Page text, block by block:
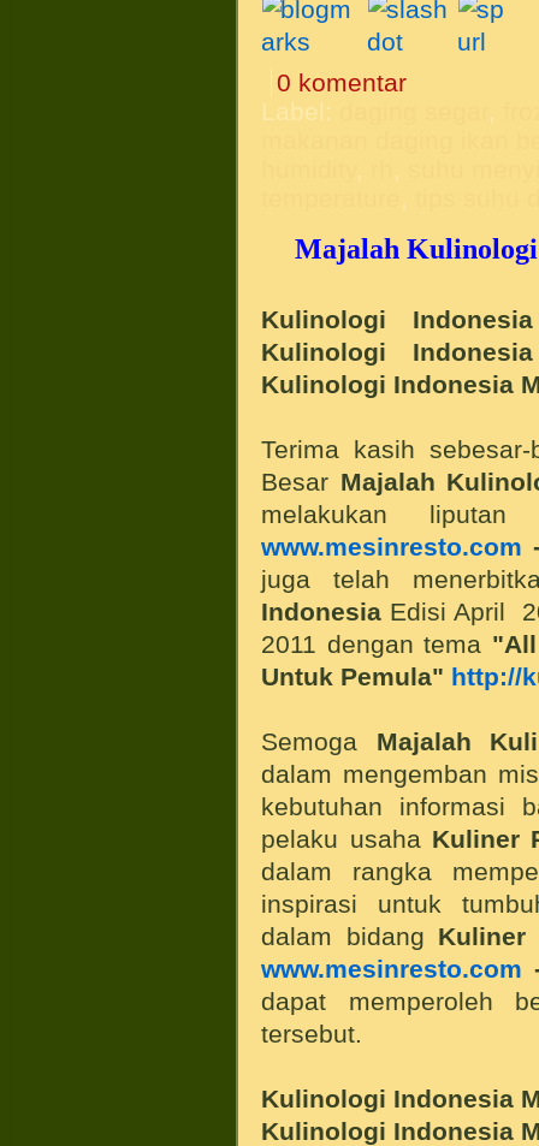
0 komentar
Label:
Majalah
Kulinologi
Kulinologi
Kulinologi Indonesia
Terima kasih
Besar Majalah
melakukan
www.mesinresto.com
juga telah
Indonesia Edisi April
2011 dengan tema
Untuk Pemula" http://
Semoga Majalah
dalam mengemban
kebutuhan informasi
pelaku usaha Kuliner
dalam rangka
inspirasi untuk
dalam bidang Kuliner
www.mesinresto.com
dapat memperoleh
tersebut.
Kulinologi Indonesia
Kulinologi Indonesia